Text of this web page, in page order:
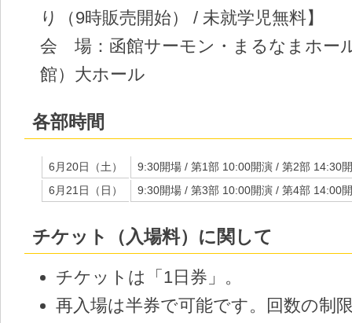
り（9時販売開始） / 未就学児無料】
会 場：函館サーモン・まるなまホー
館）大ホール
各部時間
6月20日（土）
9:30開場 / 第1部 10:00開演 / 第2部 14:30
6月21日（日）
9:30開場 / 第3部 10:00開演 / 第4部 14:00
チケット（入場料）に関して
チケットは「1日券」。
再入場は半券で可能です。回数の制